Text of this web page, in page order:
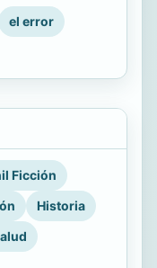
el error
Ficción
Historia